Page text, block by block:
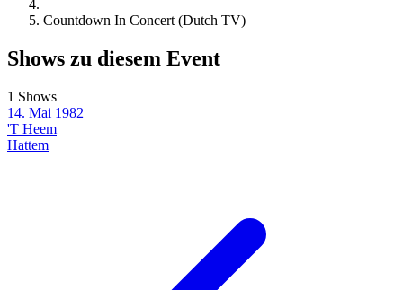
Countdown In Concert (Dutch TV)
Shows zu diesem Event
1 Shows
14. Mai 1982
'T Heem
Hattem